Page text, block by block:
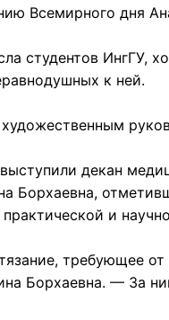
Всемирного дня
студентов ИнгГУ,
к ней.
декан
Борхаевна,
и
требующее
Борхаевна. — За